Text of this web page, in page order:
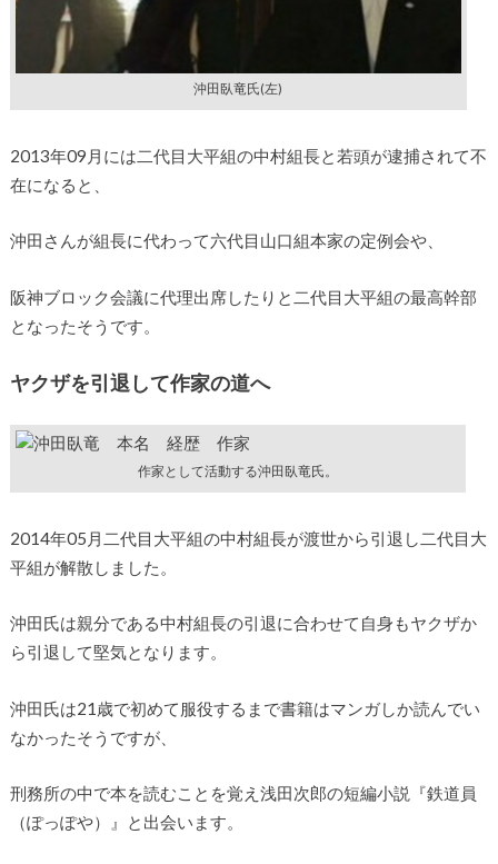
沖田臥竜氏(左)
2013年09月には二代目大平組の中村組長と若頭が逮捕されて不
在になると、
沖田さんが組長に代わって六代目山口組本家の定例会や、
阪神ブロック会議に代理出席したりと二代目大平組の最高幹部
となったそうです。
ヤクザを引退して作家の道へ
作家として活動する沖田臥竜氏。
2014年05月二代目大平組の中村組長が渡世から引退し二代目大
平組が解散しました。
沖田氏は親分である中村組長の引退に合わせて自身もヤクザか
ら引退して堅気となります。
沖田氏は21歳で初めて服役するまで書籍はマンガしか読んでい
なかったそうですが、
刑務所の中で本を読むことを覚え浅田次郎の短編小説『鉄道員
（ぽっぽや）』と出会います。